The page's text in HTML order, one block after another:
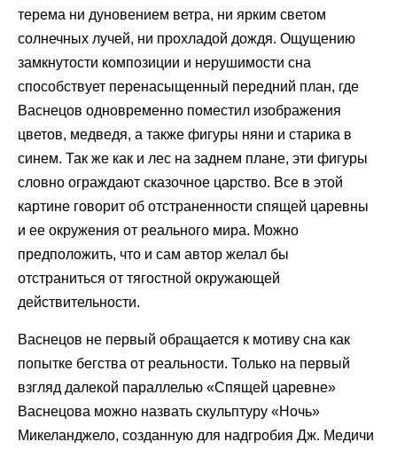
терема ни дуновением ветра, ни ярким светом
солнечных лучей, ни прохладой дождя. Ощущению
замкнутости композиции и нерушимости сна
способствует перенасыщенный передний план, где
Васнецов одновременно поместил изображения
цветов, медведя, а также фигуры няни и старика в
синем. Так же как и лес на заднем плане, эти фигуры
словно ограждают сказочное царство. Все в этой
картине говорит об отстраненности спящей царевны
и ее окружения от реального мира. Можно
предположить, что и сам автор желал бы
отстраниться от тягостной окружающей
действительности.
Васнецов не первый обращается к мотиву сна как
попытке бегства от реальности. Только на первый
взгляд далекой параллелью «Спящей царевне»
Васнецова можно назвать скульптуру «Ночь»
Микеланджело, созданную для надгробия Дж. Медичи